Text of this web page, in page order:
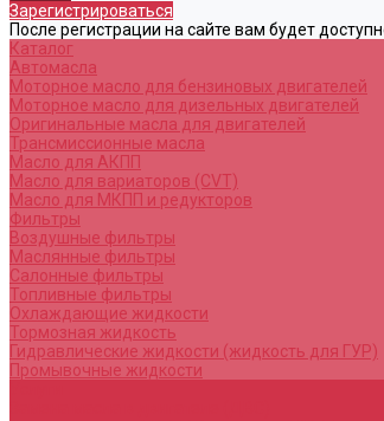
Зарегистрироваться
После регистрации на сайте вам будет
Каталог
Автомасла
Моторное масло для бензиновых двигателей
Моторное масло для дизельных двигателей
Оригинальные масла для двигателей
Трансмиссионные масла
Масло для АКПП
Масло для вариаторов (CVT)
Масло для МКПП и редукторов
Фильтры
Воздушные фильтры
Маслянные фильтры
Салонные фильтры
Топливные фильтры
Охлаждающие жидкости
Тормозная жидкость
Гидравлические жидкости (жидкость для ГУР)
Промывочные жидкости